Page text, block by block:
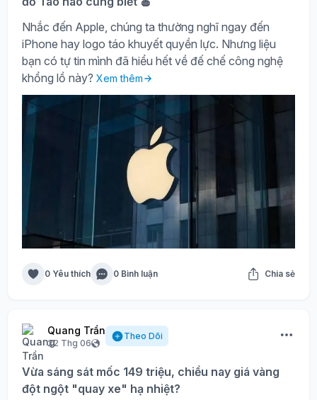
Nhắc đến Apple, chúng ta thường nghĩ ngay đến
iPhone hay logo táo khuyết quyền lực. Nhưng liệu
bạn có tự tin mình đã hiểu hết về đế chế công nghệ
khổng lồ này? Xem thêm
0 Yêu thích 0 Bình luận Chia sẻ
Quang Trần
22 Thg 06
Theo Dõi
Vừa sáng sát mốc 149 triệu, chiều nay giá vàng
đột ngột "quay xe" hạ nhiệt?